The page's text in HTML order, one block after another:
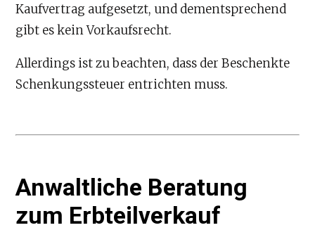
Kaufvertrag aufgesetzt, und dementsprechend
gibt es kein Vorkaufsrecht.
Allerdings ist zu beachten, dass der Beschenkte
Schenkungssteuer entrichten muss.
Anwaltliche Beratung
zum Erbteilverkauf